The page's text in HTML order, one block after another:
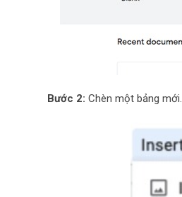
Bước 2: Chèn một bảng mới.